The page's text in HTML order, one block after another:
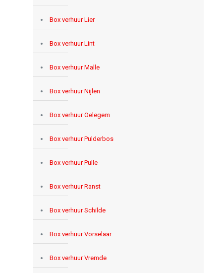
Box verhuur Lier
Box verhuur Lint
Box verhuur Malle
Box verhuur Nijlen
Box verhuur Oelegem
Box verhuur Pulderbos
Box verhuur Pulle
Box verhuur Ranst
Box verhuur Schilde
Box verhuur Vorselaar
Box verhuur Vremde